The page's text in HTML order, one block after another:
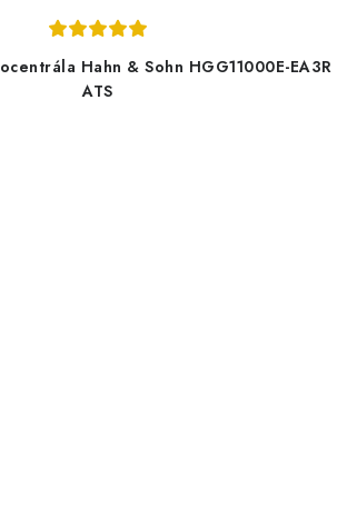
Hahn & Sohn HGG11000E-EA3R
ATS